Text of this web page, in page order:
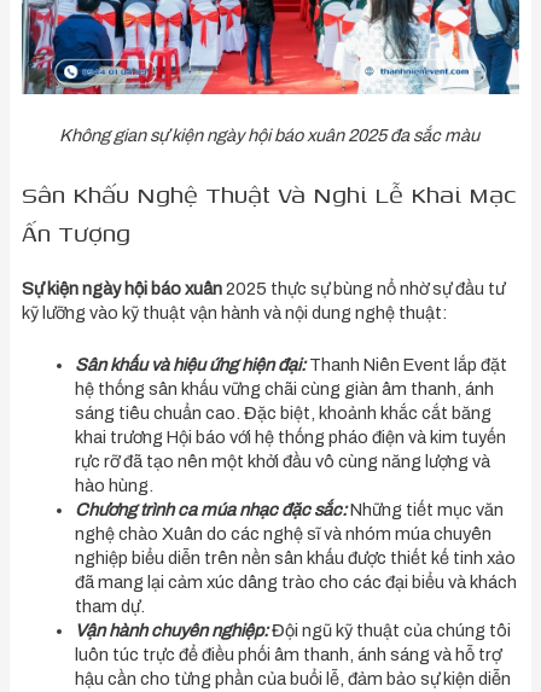
Không gian sự kiện ngày hội báo xuân 2025 đa sắc màu
Sân Khấu Nghệ Thuật Và Nghi Lễ Khai Mạc
Ấn Tượng
Sự kiện ngày hội báo xuân2025 thực sự bùng nổ nhờ sự đầu tư
kỹ lưỡng vào kỹ thuật vận hành và nội dung nghệ thuật:
Sân khấu và hiệu ứng hiện đại:Thanh Niên Event lắp đặt
hệ thống sân khấu vững chãi cùng giàn âm thanh, ánh
sáng tiêu chuẩn cao. Đặc biệt, khoảnh khắc cắt băng
khai trương Hội báo với hệ thống pháo điện và kim tuyến
rực rỡ đã tạo nên một khởi đầu vô cùng năng lượng và
hào hùng.
Chương trình ca múa nhạc đặc sắc:Những tiết mục văn
nghệ chào Xuân do các nghệ sĩ và nhóm múa chuyên
nghiệp biểu diễn trên nền sân khấu được thiết kế tinh xảo
đã mang lại cảm xúc dâng trào cho các đại biểu và khách
tham dự.
Vận hành chuyên nghiệp:Đội ngũ kỹ thuật của chúng tôi
luôn túc trực để điều phối âm thanh, ánh sáng và hỗ trợ
hậu cần cho từng phần của buổi lễ, đảm bảo sự kiện diễn